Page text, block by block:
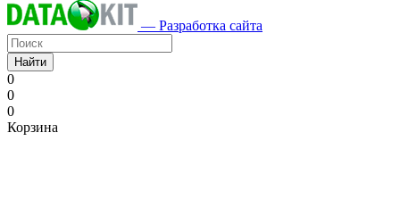
— Разработка сайта
Найти
0
0
0
Корзина